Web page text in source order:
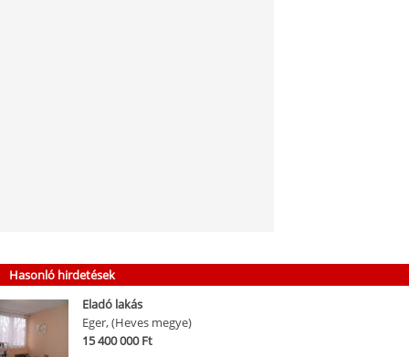
Hasonló hirdetések
Eladó lakás
Eger, (Heves megye)
15 400 000 Ft